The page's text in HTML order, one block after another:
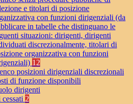
e titolari di posizione
con funzioni dirigenziali (da
in tabelle che distinguano le
situazioni: dirigenti, dirigenti
discrezionalmente, titolari di
organizzativa con funzioni
12
posizioni dirigenziali discrezionali
di funzione disponibili
dirigenti
2